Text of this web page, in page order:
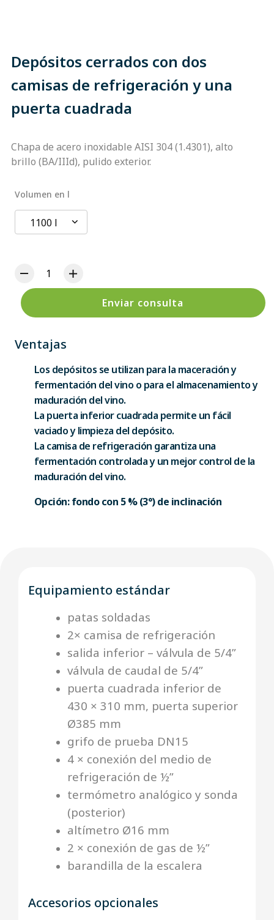
Depósitos cerrados con dos
camisas de refrigeración y una
puerta cuadrada
Chapa de acero inoxidable AISI 304 (1.4301), alto
brillo (BA/IIId), pulido exterior.
Volumen en l
1100 l
Enviar consulta
Ventajas
Los depósitos se utilizan para la maceración y
fermentación del vino o para el almacenamiento y
maduración del vino.
La puerta inferior cuadrada permite un fácil
vaciado y limpieza del depósito.
La camisa de refrigeración garantiza una
fermentación controlada y un mejor control de la
maduración del vino.
Opción: fondo con 5 % (3°) de inclinación
Equipamiento estándar
patas soldadas
2× camisa de refrigeración
salida inferior – válvula de 5/4”
válvula de caudal de 5/4”
puerta cuadrada inferior de
430 × 310 mm, puerta superior
Ø385 mm
grifo de prueba DN15
4 × conexión del medio de
refrigeración de ½”
termómetro analógico y sonda
(posterior)
altímetro Ø16 mm
2 × conexión de gas de ½”
barandilla de la escalera
Accesorios opcionales